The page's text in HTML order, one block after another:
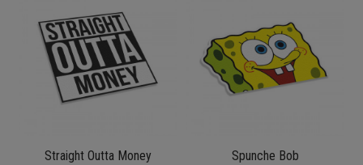
Straight Outta Money Spunche Bob